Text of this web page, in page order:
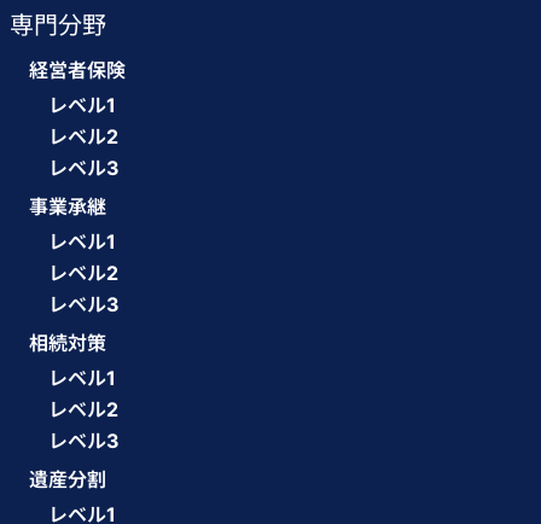
専門分野
経営者保険
レベル1
レベル2
レベル3
事業承継
レベル1
レベル2
レベル3
相続対策
レベル1
レベル2
レベル3
遺産分割
レベル1